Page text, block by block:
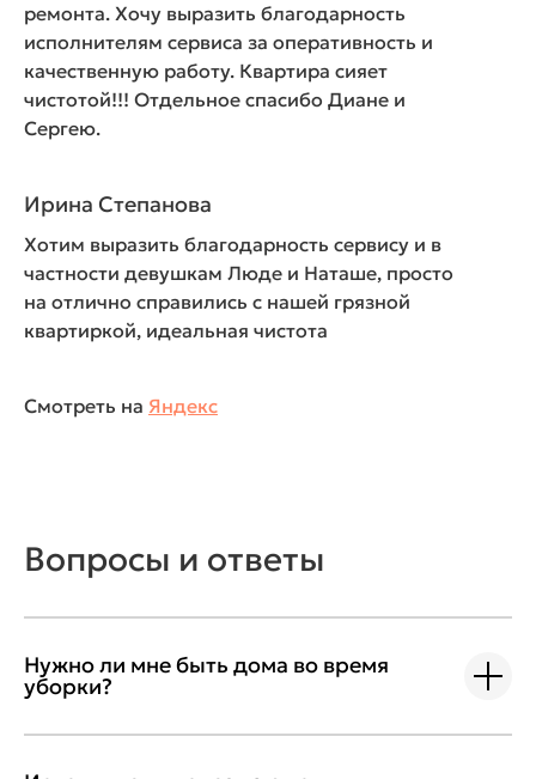
ремонта. Хочу выразить благодарность
исполнителям сервиса за оперативность и
качественную работу. Квартира сияет
чистотой!!! Отдельное спасибо Диане и
Сергею.
Ирина Степанова
Хотим выразить благодарность сервису и в
частности девушкам Люде и Наташе, просто
на отлично справились с нашей грязной
квартиркой, идеальная чистота
Смотреть на Яндекс
Вопросы и ответы
Нужно ли мне быть дома во время
уборки?